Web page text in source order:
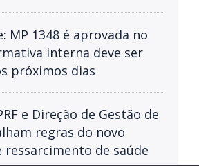
MP 1348 é aprovada no
interna deve ser
próximos dias
e Direção de Gestão de
regras do novo
ressarcimento de saúde